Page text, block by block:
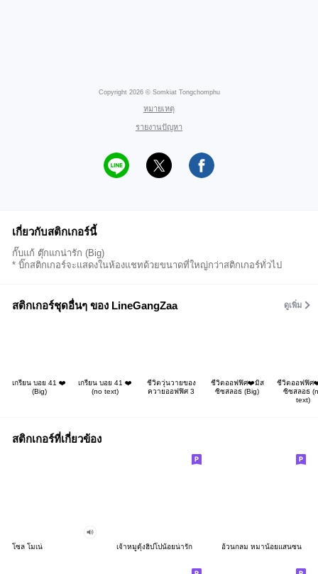
Copyright 2026 © Somkiat Tongchomphu
หมายเหตุ
รายงานปัญหา
เกี่ยวกับสติกเกอร์นี้
กั๊บแก้ ตุ๊กแกน่ารัก (Big)
* บิ๊กสติกเกอร์จะแสดงในห้องแชทด้วยขนาดที่ใหญ่กว่าสติกเกอร์ทั่วไป
สติกเกอร์ชุดอื่นๆ ของ LineGangZaa ดูเพิ่ม
เกรียน บอย 41 ❤️
(Big)
เกรียน บอย 41 ❤️
(no text)
ชีวิตวุ่นวายของ
ควายออฟฟิศ 3
ชีวิตออฟฟิศ❤️มิส
ซิซสลอธ (Big)
ชีวิตออฟฟิศ
ซิซสลอธ
text)
สติกเกอร์ที่เกี่ยวข้อง
โซล โมเน่ เจ้าหมูดุ้งฮิปโปน้อยน่ารัก อ้วนกลม หมาน้อยแสนซน